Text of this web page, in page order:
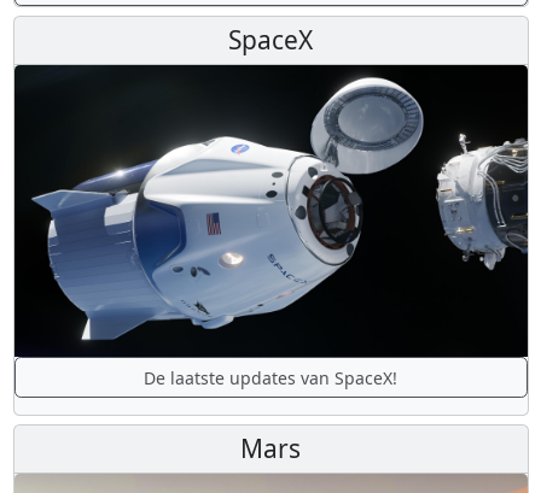
SpaceX
De laatste updates van SpaceX!
Mars